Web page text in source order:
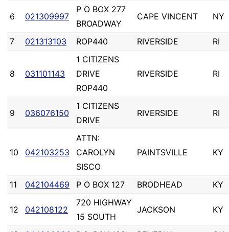
6 021309997
P O BOX 277
BROADWAY
CAPE VINCENT NY
7 021313103 ROP440 RIVERSIDE RI
8 031101143
1 CITIZENS
DRIVE
ROP440
RIVERSIDE RI
9 036076150
1 CITIZENS
DRIVE
RIVERSIDE RI
10 042103253
ATTN:
CAROLYN
SISCO
PAINTSVILLE KY
11 042104469 P O BOX 127 BRODHEAD KY
12 042108122
720 HIGHWAY
15 SOUTH
JACKSON KY